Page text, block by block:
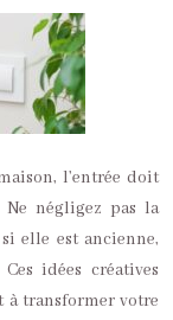
l’entrée doit
négligez pas la
elle est ancienne,
idées créatives
à transformer votre